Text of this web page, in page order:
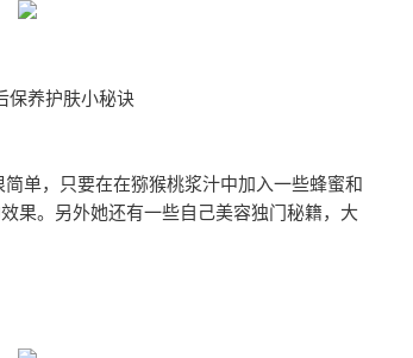
保养护肤小秘诀
单，只要在在猕猴桃浆汁中加入一些蜂蜜和
果。另外她还有一些自己美容独门秘籍，大